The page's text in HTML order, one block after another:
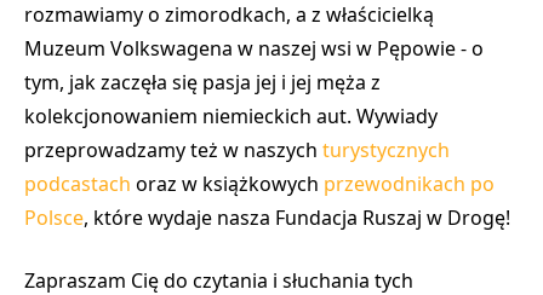
rozmawiamy o zimorodkach, a z właścicielką
Muzeum Volkswagena w naszej wsi w Pępowie - o
tym, jak zaczęła się pasja jej i jej męża z
kolekcjonowaniem niemieckich aut. Wywiady
przeprowadzamy też w naszych turystycznych
podcastach oraz w książkowych przewodnikach po
Polsce, które wydaje nasza Fundacja Ruszaj w Drogę!
Zapraszam Cię do czytania i słuchania tych